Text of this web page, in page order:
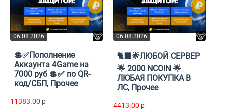
06.08.2026
💲✅Пополнение
Аккаунта 4Game на
7000 руб 💲✅ по QR-
код/СБП, Прочее
11383.00 p
06.08.2026
🐈‍⬛🌟ЛЮБОЙ СЕРВЕР
🌟 2000 NCOIN 🌟
ЛЮБАЯ ПОКУПКА В
ЛС, Прочее
4413.00 p